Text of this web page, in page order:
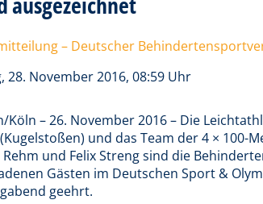
– Deutscher
28. November 2016, 08:59 Uhr
Köln – 26. November 2016 – Die
und das Team der 4 × 100-
und Felix Streng sind die
Gästen im Deutschen Sport &
geehrt.